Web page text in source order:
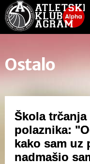
Ostalo
Škola
polaznika:
kako sam uz
nadmašio